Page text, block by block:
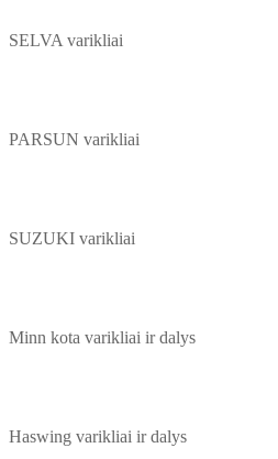
SELVA varikliai
PARSUN varikliai
SUZUKI varikliai
Minn kota varikliai ir dalys
Haswing varikliai ir dalys